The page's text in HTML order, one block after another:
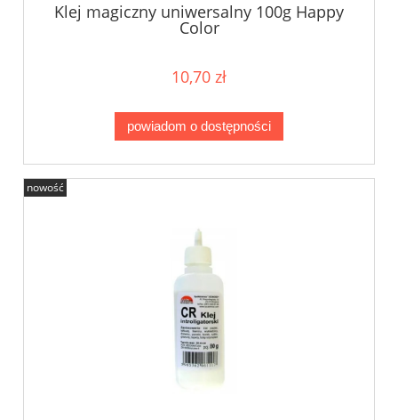
Klej magiczny uniwersalny 100g Happy
Color
10,70 zł
powiadom o dostępności
nowość